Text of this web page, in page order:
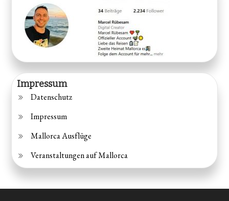
Impressum
Datenschutz
Impressum
Mallorca Ausflüge
Veranstaltungen auf Mallorca